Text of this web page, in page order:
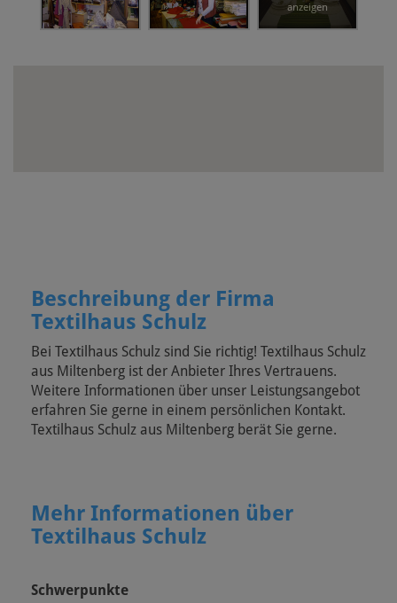
anzeigen
Beschreibung der Firma
Textilhaus Schulz
Bei Textilhaus Schulz sind Sie richtig! Textilhaus Schulz
aus Miltenberg ist der Anbieter Ihres Vertrauens.
Weitere Informationen über unser Leistungsangebot
erfahren Sie gerne in einem persönlichen Kontakt.
Textilhaus Schulz aus Miltenberg berät Sie gerne.
Mehr Informationen über
Textilhaus Schulz
Schwerpunkte